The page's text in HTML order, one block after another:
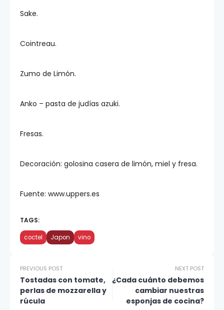
Sake.
Cointreau.
Zumo de Limón.
Anko – pasta de judías azuki.
Fresas.
Decoración: golosina casera de limón, miel y fresa.
Fuente: www.uppers.es
TAGS:
coctel Japon vino
PREVIOUS POST
Tostadas con tomate,
perlas de mozzarella y
rúcula
NEXT POST
¿Cada cuánto debemos
cambiar nuestras
esponjas de cocina?